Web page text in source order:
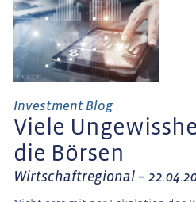
Investment Blog
Viele
die Börsen
Wirtschaftregional –